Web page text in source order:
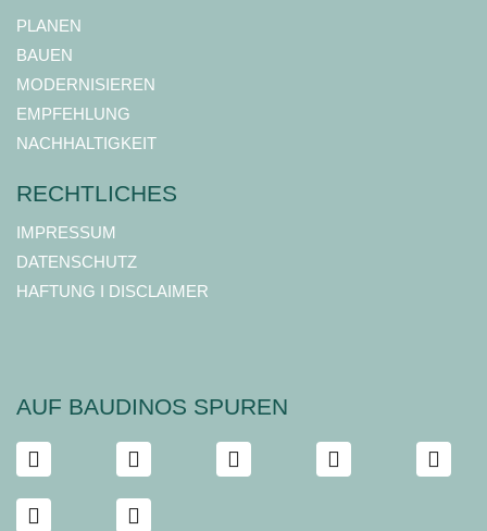
PLANEN
BAUEN
MODERNISIEREN
EMPFEHLUNG
NACHHALTIGKEIT
RECHTLICHES
IMPRESSUM
DATENSCHUTZ
HAFTUNG I DISCLAIMER
AUF BAUDINOS SPUREN